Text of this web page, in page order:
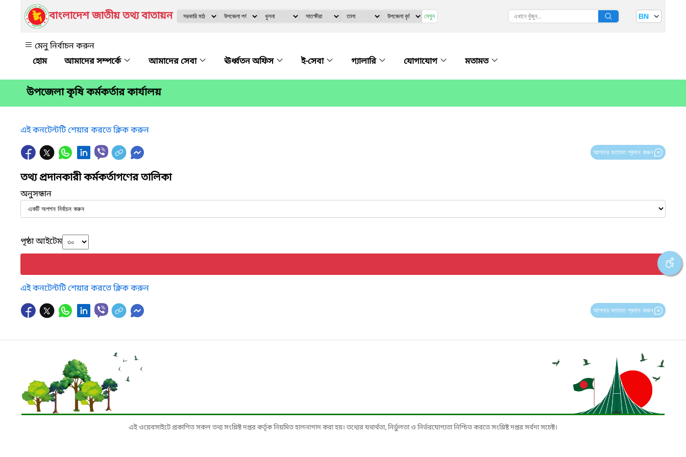
বাংলাদেশ জাতীয় তথ্য বাতায়ন দেখুন BN
মেনু নির্বাচন করুন
আমাদের সম্পর্কে
আমাদের সেবা ঊর্ধ্বতন অফিস ই-সেবা গ্যালারি যোগাযোগ মতামত
উপজেলা কৃষি কর্মকর্তার কার্যালয়
এই কনটেন্টটি শেয়ার করতে ক্লিক করুন
আপনার মতামত প্রদান করুন
তথ্য প্রদানকারী কর্মকর্তাগণের তালিকা
অনুসন্ধান
পৃষ্ঠা আইটেম
এই কনটেন্টটি শেয়ার করতে ক্লিক করুন
আপনার মতামত প্রদান করুন
এই ওয়েবসাইটে প্রকাশিত সকল তথ্য সংশ্লিষ্ট দপ্তর কর্তৃক নিয়মিত হালনাগাদ করা হয়। তথ্যের যথার্থতা, নির্ভুলতা ও নির্ভরযোগ্যতা নিশ্চিত করতে সংশ্লিষ্ট দপ্তর সর্বদা সচেষ্ট।